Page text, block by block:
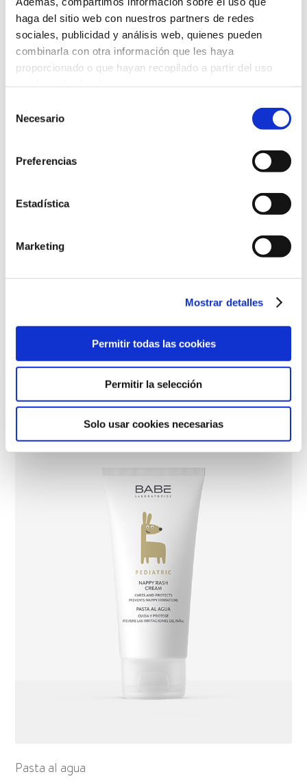
haga del sitio web con nuestros partners de redes
sociales, publicidad y análisis web, quienes pueden
combinarla con otra información que les haya
proporcionado o que hayan recopilado a partir del uso
Más información
Necesario
Preferencias
Estadística
Marketing
Mostrar detalles
Permitir todas las cookies
Permitir la selección
Solo usar cookies necesarias
Pasta al agua